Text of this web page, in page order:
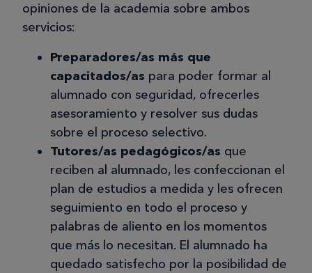
opiniones de la academia sobre ambos
servicios:
Preparadores/as más que
capacitados/as para poder formar al
alumnado con seguridad, ofrecerles
asesoramiento y resolver sus dudas
sobre el proceso selectivo.
Tutores/as pedagógicos/as que
reciben al alumnado, les confeccionan el
plan de estudios a medida y les ofrecen
seguimiento en todo el proceso y
palabras de aliento en los momentos
que más lo necesitan. El alumnado ha
quedado satisfecho por la posibilidad de